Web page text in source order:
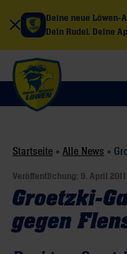
Deine neue Löwen-
Dein Rudel. Deine
Startseite » Alle News »
Veröffentlichung: 9. April 2011
Groetzki-
gegen